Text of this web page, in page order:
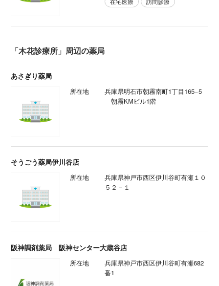
「木花診療所」周辺の薬局
あさぎり薬局
所在地
兵庫県明石市朝霧南町1丁目165−5
朝霧KMビル1階
そうごう薬局伊川谷店
所在地
兵庫県神戸市西区伊川谷町有瀬１０
５２－１
阪神調剤薬局 阪神センター大蔵谷店
所在地
兵庫県神戸市西区伊川谷町有瀬682
番1